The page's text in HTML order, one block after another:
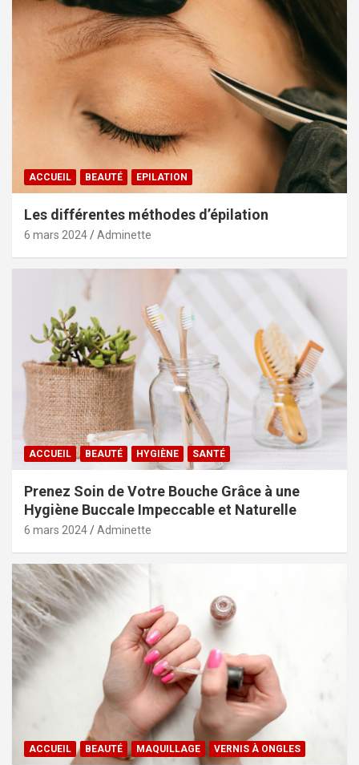
ACCUEIL BEAUTÉ EPILATION
Les différentes méthodes d’épilation
6 mars 2024 Adminette
ACCUEIL BEAUTÉ HYGIÈNE SANTÉ
Prenez Soin de Votre Bouche Grâce à une
Hygiène Buccale Impeccable et Naturelle
6 mars 2024 Adminette
ACCUEIL BEAUTÉ MAQUILLAGE VERNIS À ONGLES